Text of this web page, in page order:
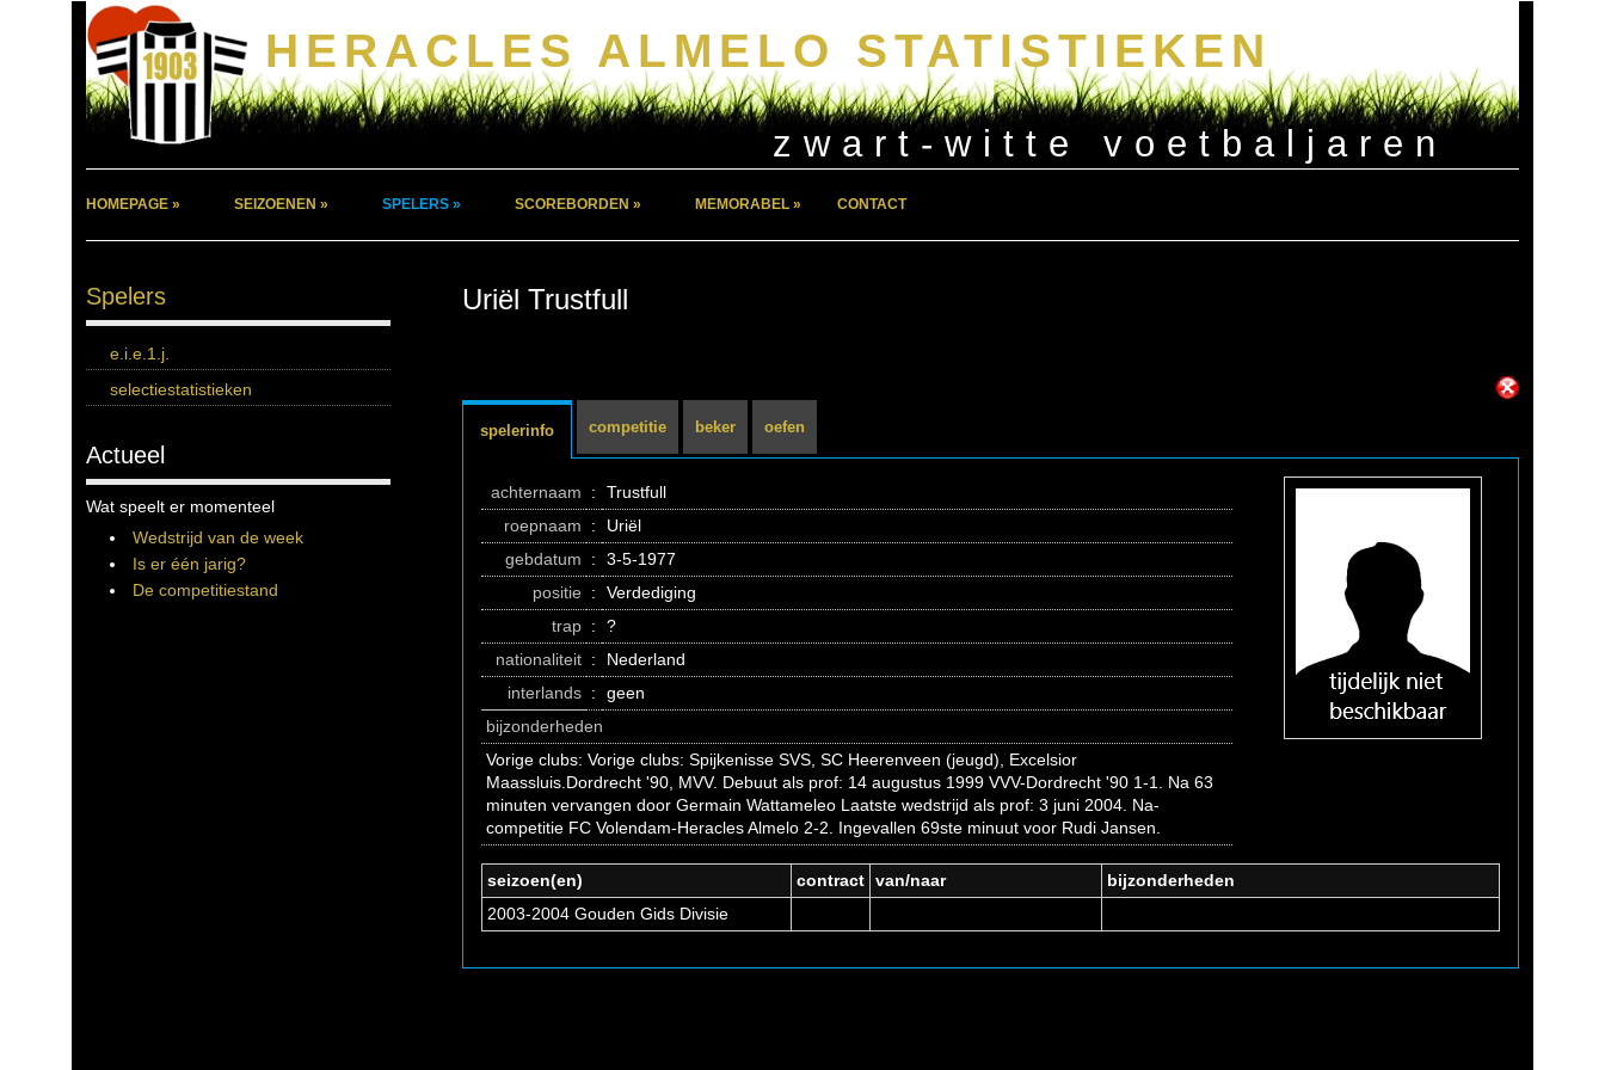
HERACLES ALMELO STATISTIEKEN
zwart-witte voetbaljaren
HOMEPAGE » SEIZOENEN » SPELERS » SCOREBORDEN » MEMORABEL » CONTACT
Spelers
e.i.e.1.j.
selectiestatistieken
Actueel
Wat speelt er momenteel
Wedstrijd van de week
Is er één jarig?
De competitiestand
Uriël Trustfull
spelerinfo competitie beker oefen
achternaam :
Trustfull
roepnaam
:
Uriël
gebdatum
:
3-5-1977
positie :
Verdediging
trap :
?
nationaliteit :
Nederland
interlands :
geen
bijzonderheden
Vorige clubs: Vorige clubs: Spijkenisse SVS, SC Heerenveen (jeugd), Excelsior
Maassluis.Dordrecht '90, MVV. Debuut als prof: 14 augustus 1999 VVV-Dordrecht '90 1-1. Na 63
minuten vervangen door Germain Wattameleo Laatste wedstrijd als prof: 3 juni 2004. Na-
competitie FC Volendam-Heracles Almelo 2-2. Ingevallen 69ste minuut voor Rudi Jansen.
seizoen(en) contract van/naar
bijzonderheden
2003-2004 Gouden Gids Divisie